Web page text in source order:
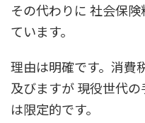
その代わりに 社会保
ています。
理由は明確です。消費
及びますが 現役世代
は限定的です。